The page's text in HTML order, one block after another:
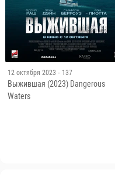
12 октября 2023 · 137
Выжившая (2023) Dangerous
Waters